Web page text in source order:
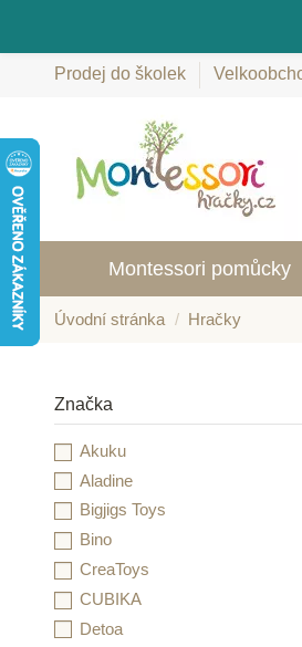
Prodej do školek
Montessori pomůcky
Úvodní stránka Hračky
Značka
Akuku
Aladine
Bigjigs Toys
Bino
CreaToys
CUBIKA
Detoa